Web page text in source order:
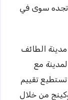
تجده سوى في
الطائف
مع
تقييم
من خلال